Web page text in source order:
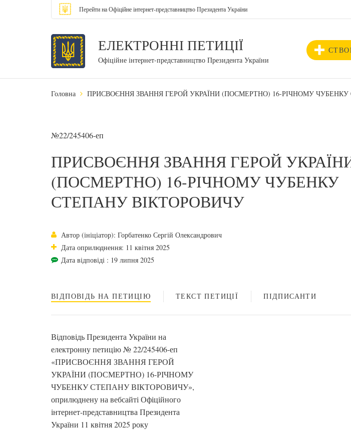
Перейти на Офіційне інтернет-представництво Президента України
ЕЛЕКТРОННІ ПЕТИЦІЇ
Офіційне інтернет-представництво Президента України
Головна ПРИСВОЄННЯ ЗВАННЯ ГЕРОЙ УКРАЇНИ (ПОСМЕРТНО) 16-РІЧНОМУ
№22/245406-еп
ПРИСВОЄННЯ ЗВАННЯ ГЕРОЙ
(ПОСМЕРТНО) 16-РІЧНОМУ ЧУБЕНКУ
СТЕПАНУ ВІКТОРОВИЧУ
Автор (ініціатор): Горбатенко Сергій Олександрович
Дата оприлюднення: 11 квітня 2025
Дата відповіді : 19 липня 2025
ВІДПОВІДЬ НА ПЕТИЦІЮ ТЕКСТ ПЕТИЦІЇ ПІДПИСАНТИ
Відповідь Президента України на
електронну петицію № 22/245406-еп
«ПРИСВОЄННЯ ЗВАННЯ ГЕРОЙ
УКРАЇНИ (ПОСМЕРТНО) 16-РІЧНОМУ
ЧУБЕНКУ СТЕПАНУ ВІКТОРОВИЧУ»,
оприлюднену на вебсайті Офіційного
інтернет-представництва Президента
України 11 квітня 2025 року